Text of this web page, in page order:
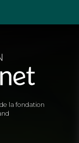
la fondation